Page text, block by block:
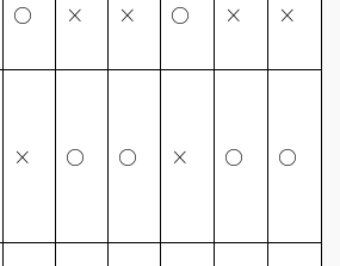
○ × × ○ × ×
× ○ ○ × ○ ○